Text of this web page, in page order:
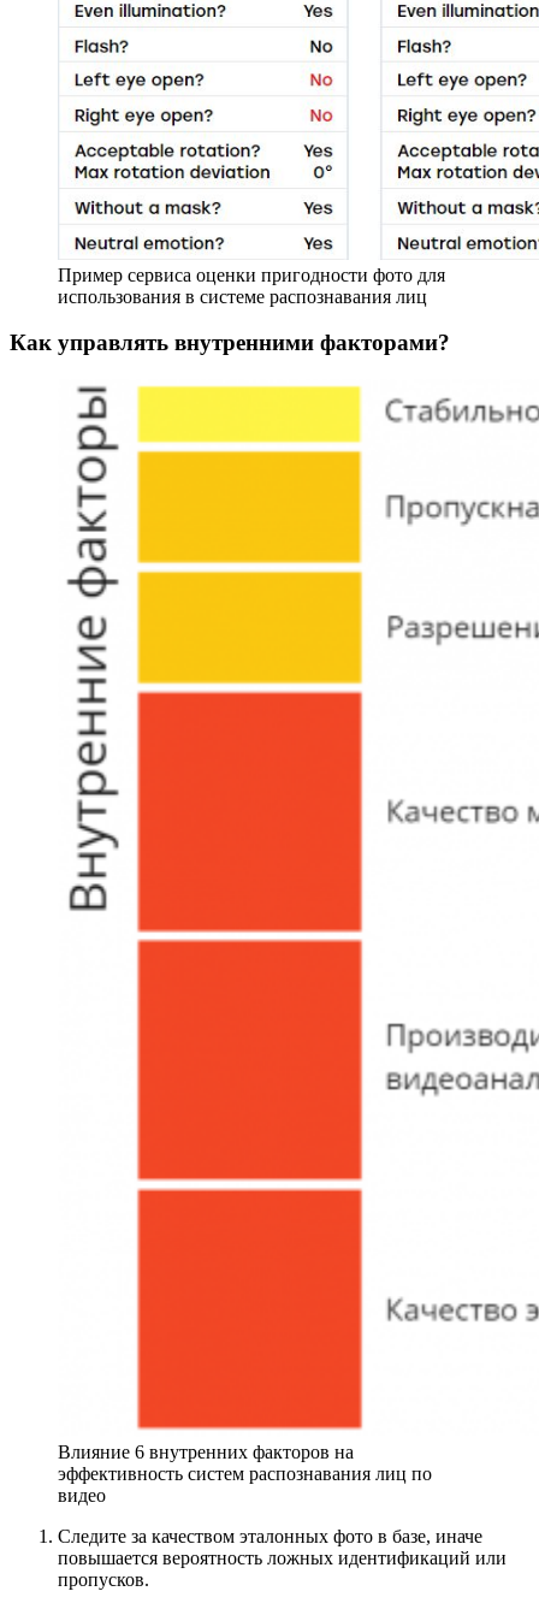
Пример сервиса оценки пригодности фото для
использования в системе распознавания лиц
Как управлять внутренними факторами?
Влияние 6 внутренних факторов на
эффективность систем распознавания лиц по
видео
Следите за качеством эталонных фото в базе, иначе
повышается вероятность ложных идентификаций или
пропусков.